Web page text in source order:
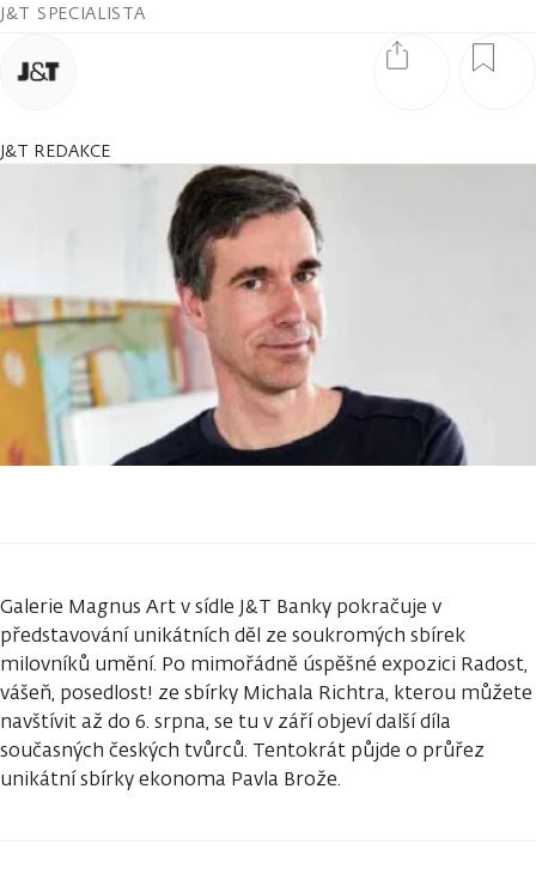
J&T SPECIALISTA
J&T REDAKCE
Galerie Magnus Art v sídle J&T Banky pokračuje v
představování unikátních děl ze soukromých sbírek
milovníků umění. Po mimořádně úspěšné expozici Radost,
vášeň, posedlost! ze sbírky Michala Richtra, kterou můžete
navštívit až do 6. srpna, se tu v září objeví další díla
současných českých tvůrců. Tentokrát půjde o průřez
unikátní sbírky ekonoma Pavla Brože.